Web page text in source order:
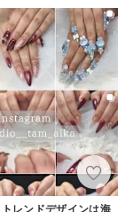
レンドデザインは海